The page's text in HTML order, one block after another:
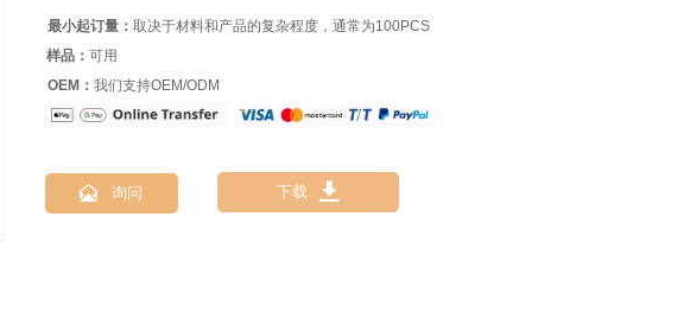
最小起订量： 取决于材料和产品的复杂程度，通常为100PCS
样品：可用
OEM： 我们支持OEM/ODM
 询问 下载 